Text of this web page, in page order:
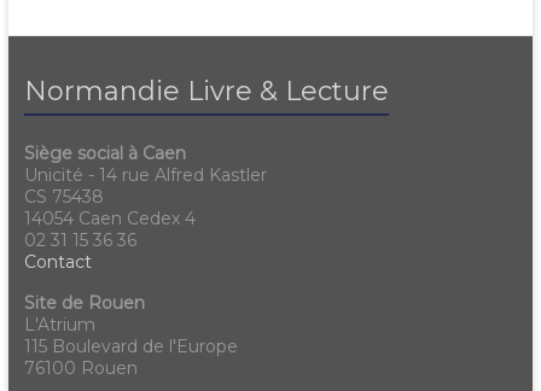
Normandie Livre & Lecture
Siège social à Caen
Unicité - 14 rue Alfred Kastler
CS 75438
14054 Caen Cedex 4
02 31 15 36 36
Contact
Site de Rouen
L'Atrium
115 Boulevard de l'Europe
76100 Rouen